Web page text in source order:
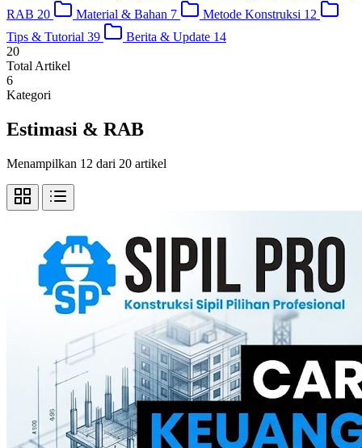
RAB 20 Material & Bahan 7 Metode Konstruksi 12
Tips & Tutorial 39 Berita & Update 14
20
Total Artikel
6
Kategori
Estimasi & RAB
Menampilkan 12 dari 20 artikel